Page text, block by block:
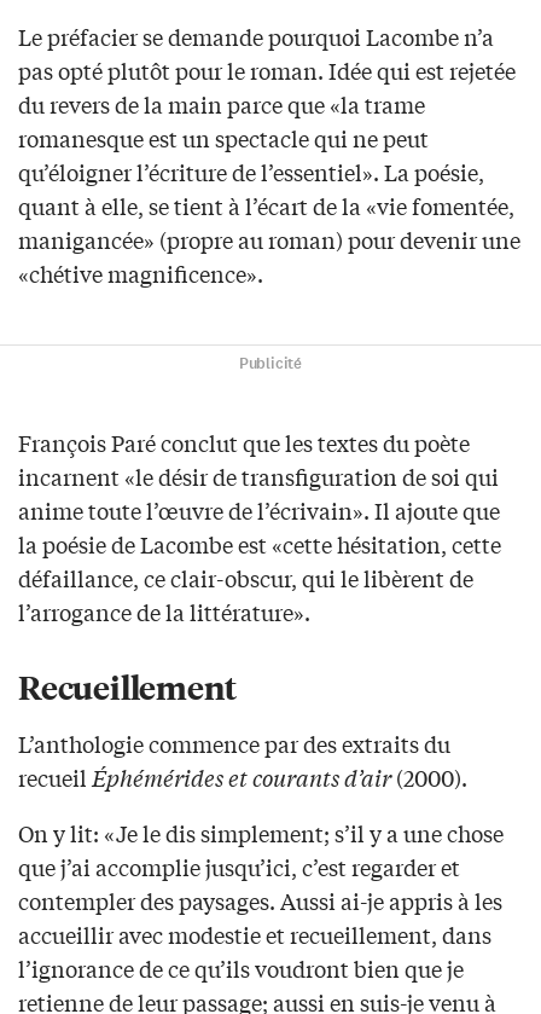
Le préfacier se demande pourquoi Lacombe n’a
pas opté plutôt pour le roman. Idée qui est rejetée
du revers de la main parce que «la trame
romanesque est un spectacle qui ne peut
qu’éloigner l’écriture de l’essentiel». La poésie,
quant à elle, se tient à l’écart de la «vie fomentée,
manigancée» (propre au roman) pour devenir une
«chétive magnificence».
Publicité
François Paré conclut que les textes du poète
incarnent «le désir de transfiguration de soi qui
anime toute l’œuvre de l’écrivain». Il ajoute que
la poésie de Lacombe est «cette hésitation, cette
défaillance, ce clair-obscur, qui le libèrent de
l’arrogance de la littérature».
Recueillement
L’anthologie commence par des extraits du
recueilÉphémérides et courants d’air(2000).
On y lit: «Je le dis simplement; s’il y a une chose
que j’ai accomplie jusqu’ici, c’est regarder et
contempler des paysages. Aussi ai-je appris à les
accueillir avec modestie et recueillement, dans
l’ignorance de ce qu’ils voudront bien que je
retienne de leur passage; aussi en suis-je venu à